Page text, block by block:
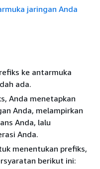
jaringan Anda
ke antarmuka
ada.
Anda menetapkan
Anda, melampirkan
Anda, lalu
Anda.
menentukan prefiks,
berikut ini: